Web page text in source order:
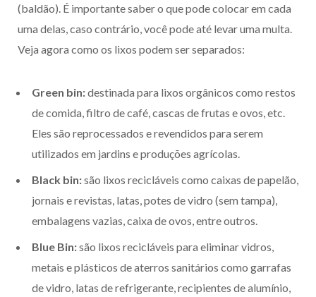
(baldão). É importante saber o que pode colocar em cada
uma delas, caso contrário, você pode até levar uma multa.
Veja agora como os lixos podem ser separados:
Green bin:destinada para lixos orgânicos como restos
de comida, filtro de café, cascas de frutas e ovos, etc.
Eles são reprocessados e revendidos para serem
utilizados em jardins e produções agrícolas.
Black bin:são lixos recicláveis como caixas de papelão,
jornais e revistas, latas, potes de vidro (sem tampa),
embalagens vazias, caixa de ovos, entre outros.
Blue Bin:são lixos recicláveis para eliminar vidros,
metais e plásticos de aterros sanitários como garrafas
de vidro, latas de refrigerante, recipientes de alumínio,